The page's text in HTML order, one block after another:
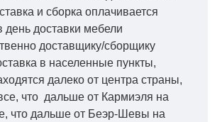
и сборка оплачивается
день доставки мебели
доставщику/сборщику
в населенные пункты,
далеко от центра страны,
что дальше от Кармиэля на
что дальше от Беэр-Шевы на